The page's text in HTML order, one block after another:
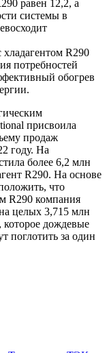
равен 12,2, а
системы в
R290
потребностей
обогрев
присвоила
продаж
году. На
более 6,2 млн
R290. На основе
что
R290 компания
целых 3,715 млн
которое дождевые
поглотить за один